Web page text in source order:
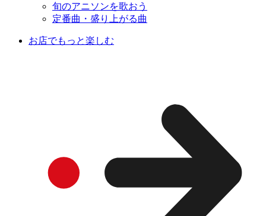
旬のアニソンを歌おう
定番曲・盛り上がる曲
お店でもっと楽しむ